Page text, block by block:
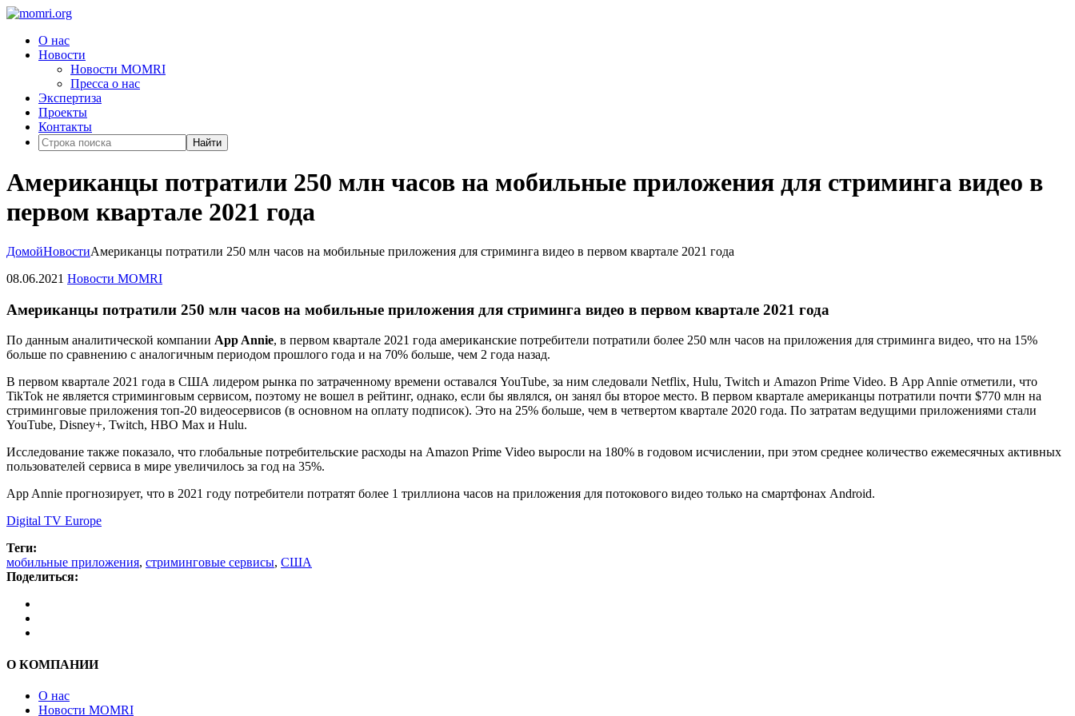
О нас
Новости
Новости MOMRI
Пресса о нас
Экспертиза
Проекты
Контакты
Найти
Американцы потратили 250 млн часов на мобильные приложения для стриминга видео в
первом квартале 2021 года
ДомойНовостиАмериканцы потратили 250 млн часов на мобильные приложения для стриминга видео в первом квартале 2021 года
08.06.2021 Новости MOMRI
Американцы потратили 250 млн часов на мобильные приложения для стриминга видео в первом квартале 2021 года
По данным аналитической компании App Annie, в первом квартале 2021 года американские потребители потратили более 250 млн часов на приложения для стриминга видео, что на 15%
больше по сравнению с аналогичным периодом прошлого года и на 70% больше, чем 2 года назад.
В первом квартале 2021 года в США лидером рынка по затраченному времени оставался YouTube, за ним следовали Netflix, Hulu, Twitch и Amazon Prime Video. В App Annie отметили, что
TikTok не является стриминговым сервисом, поэтому не вошел в рейтинг, однако, если бы являлся, он занял бы второе место. В первом квартале американцы потратили почти $770 млн на
стриминговые приложения топ-20 видеосервисов (в основном на оплату подписок). Это на 25% больше, чем в четвертом квартале 2020 года. По затратам ведущими приложениями стали
YouTube, Disney+, Twitch, HBO Max и Hulu.
Исследование также показало, что глобальные потребительские расходы на Amazon Prime Video выросли на 180% в годовом исчислении, при этом среднее количество ежемесячных активных
пользователей сервиса в мире увеличилось за год на 35%.
App Annie прогнозирует, что в 2021 году потребители потратят более 1 триллиона часов на приложения для потокового видео только на смартфонах Android.
Digital TV Europe
Теги:
мобильные приложения, стриминговые сервисы, США
Поделиться:
О КОМПАНИИ
О нас
Новости MOMRI